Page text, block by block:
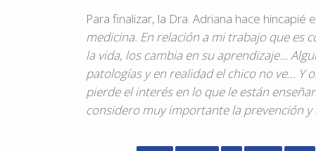
Para finalizar, la Dra. Adriana hace hincapié
medicina. En relación a mi trabajo que es
la vida, los cambia en su aprendizaje…
patologíasy en realidad el chico no ve… Y
pierde el interés en lo que le están
considero muy importante la prevención